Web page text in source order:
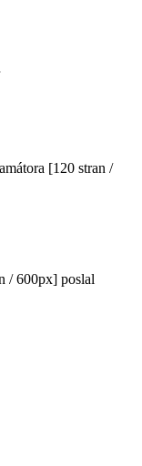
[120 stran /
/ 600px] poslal